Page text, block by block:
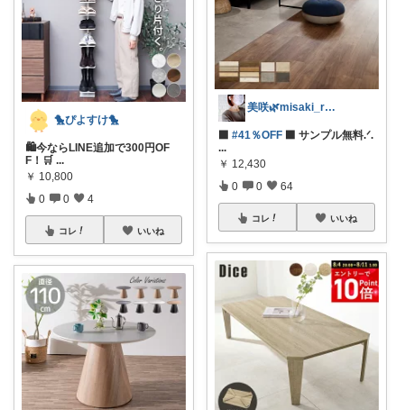
🐤ぴよすけ🐤
🛍️今ならLINE追加で300円OF
F！🛒 ...
￥ 10,800
0 0 4
コレ いいね
美咲🌿misaki_room_ig
⬛ #41％OFF ⬛ サンプル無料.ᐟ.
...
￥ 12,430
0 0 64
コレ いいね